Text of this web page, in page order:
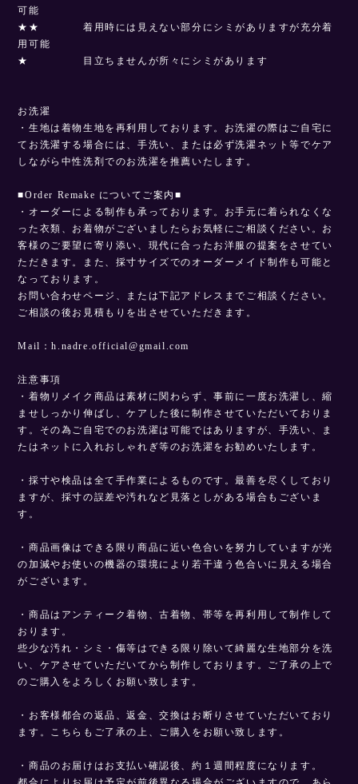
可能
★★ 着用時には見えない部分にシミがありますが充分着
用可能
★ 目立ちませんが所々にシミがあります
お洗濯
・生地は着物生地を再利用しております。お洗濯の際はご自宅に
てお洗濯する場合には、手洗い、または必ず洗濯ネット等でケア
しながら中性洗剤でのお洗濯を推薦いたします。
■Order Remake についてご案内■
・オーダーによる制作も承っております。お手元に着られなくな
った衣類、お着物がございましたらお気軽にご相談ください。お
客様のご要望に寄り添い、現代に合ったお洋服の提案をさせてい
ただきます。また、採寸サイズでのオーダーメイド制作も可能と
なっております。
お問い合わせページ、または下記アドレスまでご相談ください。
ご相談の後お見積もりを出させていただきます。
Mail：h.nadre.official@gmail.com
注意事項
・着物リメイク商品は素材に関わらず、事前に一度お洗濯し、縮
ませしっかり伸ばし、ケアした後に制作させていただいておりま
す。その為ご自宅でのお洗濯は可能ではありますが、手洗い、ま
たはネットに入れおしゃれぎ等のお洗濯をお勧めいたします。
・採寸や検品は全て手作業によるものです。最善を尽くしており
ますが、採寸の誤差や汚れなど見落としがある場合もございま
す。
・商品画像はできる限り商品に近い色合いを努力していますが光
の加減やお使いの機器の環境により若干違う色合いに見える場合
がございます。
・商品はアンティーク着物、古着物、帯等を再利用して制作して
おります。
些少な汚れ・シミ・傷等はできる限り除いて綺麗な生地部分を洗
い、ケアさせていただいてから制作しております。ご了承の上で
のご購入をよろしくお願い致します。
・お客様都合の返品、返金、交換はお断りさせていただいており
ます。こちらもご了承の上、ご購入をお願い致します。
・商品のお届けはお支払い確認後、約１週間程度になります。